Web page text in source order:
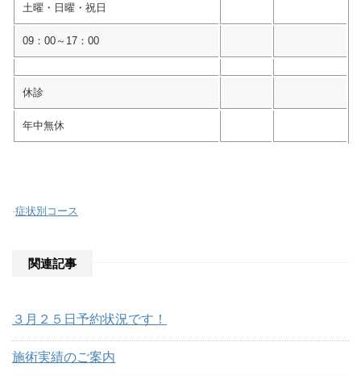
土曜・日曜・祝日
09：00～17：00
休診
年中無休
-症状別コース
関連記事
３月２５日予約状況です！
施術実績のご案内